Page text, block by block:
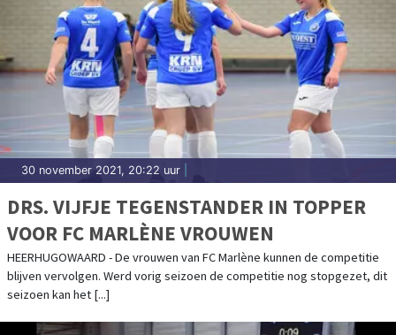
30 november 2021, 20:22 uur
DRS. VIJFJE TEGENSTANDER IN TOPPER
VOOR FC MARLÈNE VROUWEN
HEERHUGOWAARD - De vrouwen van FC Marlène kunnen de competitie
blijven vervolgen. Werd vorig seizoen de competitie nog stopgezet, dit
seizoen kan het [...]